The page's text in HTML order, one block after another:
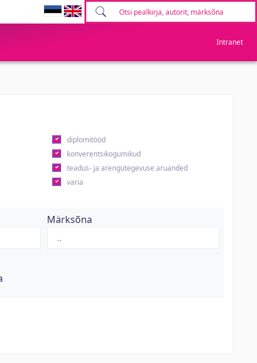
Intranet
diplomitööd
konverentsikogumikud
teadus- ja arengutegevuse aruanded
varia
Märksõna